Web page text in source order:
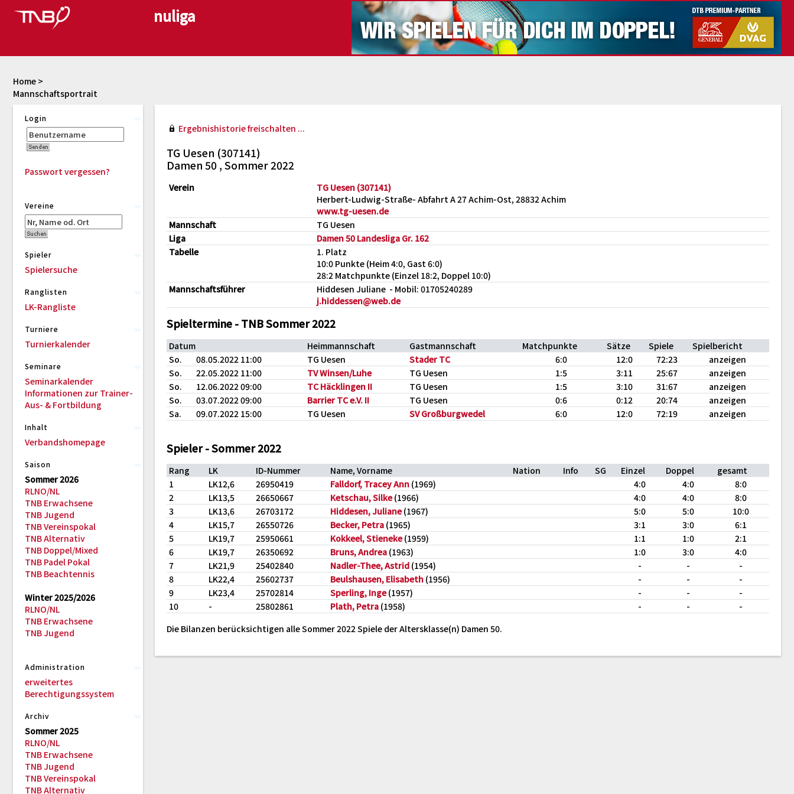
Mannschaftsportrait
Home >
Login
Passwort vergessen?
Vereine
Spieler
Spielersuche
Ranglisten
LK-Rangliste
Turniere
Turnierkalender
Seminare
Seminarkalender
Informationen zur Trainer-
Aus- & Fortbildung
Inhalt
Verbandshomepage
Saison
Sommer 2026
RLNO/NL
TNB Erwachsene
TNB Jugend
TNB Vereinspokal
TNB Alternativ
TNB Doppel/Mixed
TNB Padel Pokal
TNB Beachtennis
Winter 2025/2026
RLNO/NL
TNB Erwachsene
TNB Jugend
Administration
erweitertes
Berechtigungssystem
Archiv
Sommer 2025
RLNO/NL
TNB Erwachsene
TNB Jugend
TNB Vereinspokal
TNB Alternativ
Ergebnishistorie freischalten ...
TG Uesen (307141)
Damen 50 , Sommer 2022
Verein
TG Uesen (307141)
Herbert-Ludwig-Straße- Abfahrt A 27 Achim-Ost, 28832 Achim
www.tg-uesen.de
Mannschaft
TG Uesen
Liga
Damen 50 Landesliga Gr. 162
Tabelle
1. Platz
10:0 Punkte (Heim 4:0, Gast 6:0)
28:2 Matchpunkte (Einzel 18:2, Doppel 10:0)
Mannschaftsführer
Hiddesen Juliane - Mobil: 01705240289
j.hiddessen@web.de
Spieltermine - TNB Sommer 2022
Datum Heimmannschaft Gastmannschaft Matchpunkte Sätze Spiele
Spielbericht
So.
08.05.2022 11:00 TG Uesen Stader TC 6:0 12:0 72:23
anzeigen
So.
22.05.2022 11:00 TV Winsen/Luhe TG Uesen 1:5 3:11 25:67
anzeigen
So.
12.06.2022 09:00 TC Häcklingen II TG Uesen 1:5 3:10 31:67
anzeigen
So.
03.07.2022 09:00 Barrier TC e.V. II TG Uesen 0:6 0:12 20:74
anzeigen
Sa.
09.07.2022 15:00 TG Uesen SV Großburgwedel 6:0 12:0 72:19 anzeigen
Spieler - Sommer 2022
Rang LK ID-Nummer Name, Vorname Nation Info SG Einzel Doppel
gesamt
1
LK12,6 26950419 Falldorf, Tracey Ann (1969) 4:0 4:0
8:0
2
LK13,5 26650667 Ketschau, Silke(1966) 4:0 4:0
8:0
3
LK13,6 26703172 Hiddesen, Juliane(1967) 5:0 5:0
10:0
4
LK15,7 26550726 Becker, Petra (1965) 3:1 3:0
6:1
5
LK19,7 25950661 Kokkeel, Stieneke(1959) 1:1 1:0
2:1
6
LK19,7 26350692 Bruns, Andrea (1963) 1:0 3:0
4:0
7
LK21,9 25402840 Nadler-Thee, Astrid (1954) - -
-
8
LK22,4 25602737 Beulshausen, Elisabeth (1956) - -
-
9
LK23,4 25702814 Sperling, Inge(1957) - -
-
10
- 25802861 Plath, Petra (1958) - -
-
Die Bilanzen berücksichtigen alle Sommer 2022 Spiele der Altersklasse(n) Damen 50.